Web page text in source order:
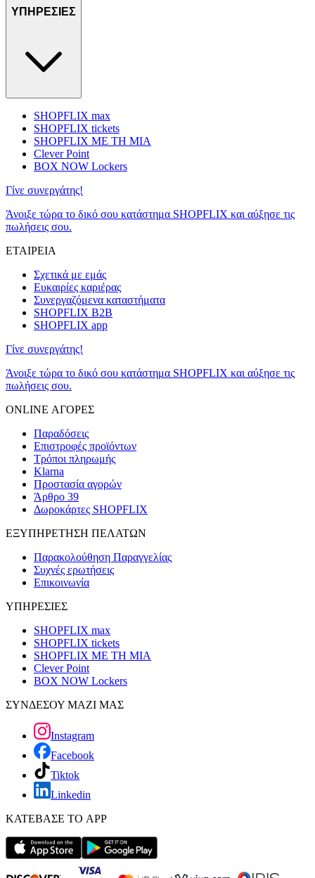
ΥΠΗΡΕΣΙΕΣ
SHOPFLIX max
SHOPFLIX tickets
SHOPFLIX ΜΕ ΤΗ ΜΙΑ
Clever Point
BOX NOW Lockers
Γίνε συνεργάτης!
Άνοιξε τώρα το δικό σου κατάστημα SHOPFLIX και αύξησε τις
πωλήσεις σου.
ΕΤΑΙΡΕΙΑ
Σχετικά με εμάς
Ευκαιρίες καριέρας
Συνεργαζόμενα καταστήματα
SHOPFLIX B2B
SHOPFLIX app
Γίνε συνεργάτης!
Άνοιξε τώρα το δικό σου κατάστημα SHOPFLIX και αύξησε τις
πωλήσεις σου.
ONLINE ΑΓΟΡΕΣ
Παραδόσεις
Επιστροφές προϊόντων
Τρόποι πληρωμής
Klarna
Προστασία αγορών
Άρθρο 39
Δωροκάρτες SHOPFLIX
ΕΞΥΠΗΡΕΤΗΣΗ ΠΕΛΑΤΩΝ
Παρακολούθηση Παραγγελίας
Συχνές ερωτήσεις
Επικοινωνία
ΥΠΗΡΕΣΙΕΣ
SHOPFLIX max
SHOPFLIX tickets
SHOPFLIX ΜΕ ΤΗ ΜΙΑ
Clever Point
BOX NOW Lockers
ΣΥΝΔΕΣΟΥ ΜΑΖΙ ΜΑΣ
Instagram
Facebook
Tiktok
Linkedin
ΚΑΤΕΒΑΣΕ ΤΟ APP